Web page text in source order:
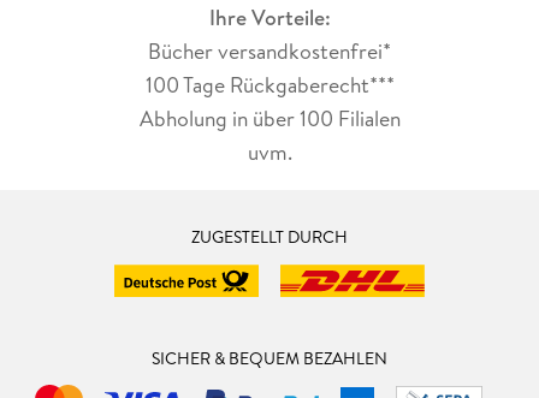
Ihre Vorteile:
Bücher versandkostenfrei*
100 Tage Rückgaberecht***
Abholung in über 100 Filialen
uvm.
ZUGESTELLT DURCH
SICHER & BEQUEM BEZAHLEN